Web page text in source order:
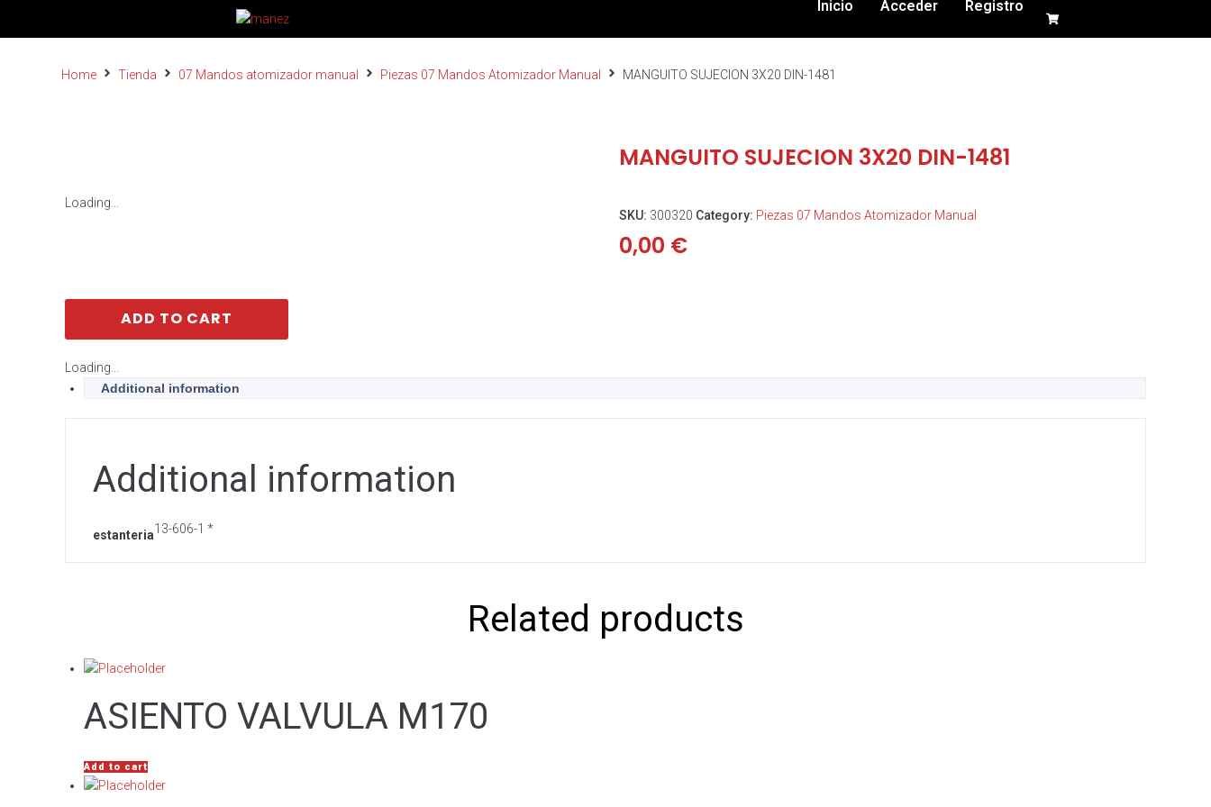
Inicio Acceder Registro
Home Tienda 07 Mandos atomizador manual Piezas 07 Mandos Atomizador Manual MANGUITO SUJECION 3X20 DIN-1481
Loading...
MANGUITO SUJECION 3X20 DIN-1481
SKU: 300320 Category: Piezas 07 Mandos Atomizador Manual
0,00 €
ADD TO CART
Loading...
Additional information
Additional information
estanteria13-606-1 *
Related products
ASIENTO VALVULA M170
Add to cart